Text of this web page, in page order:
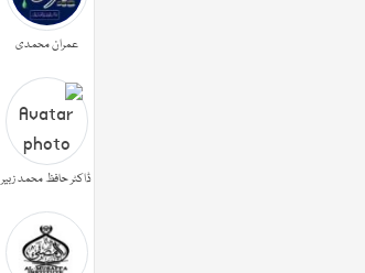
عمران محمدی
ڈاکٹر حافظ محمد زبیر